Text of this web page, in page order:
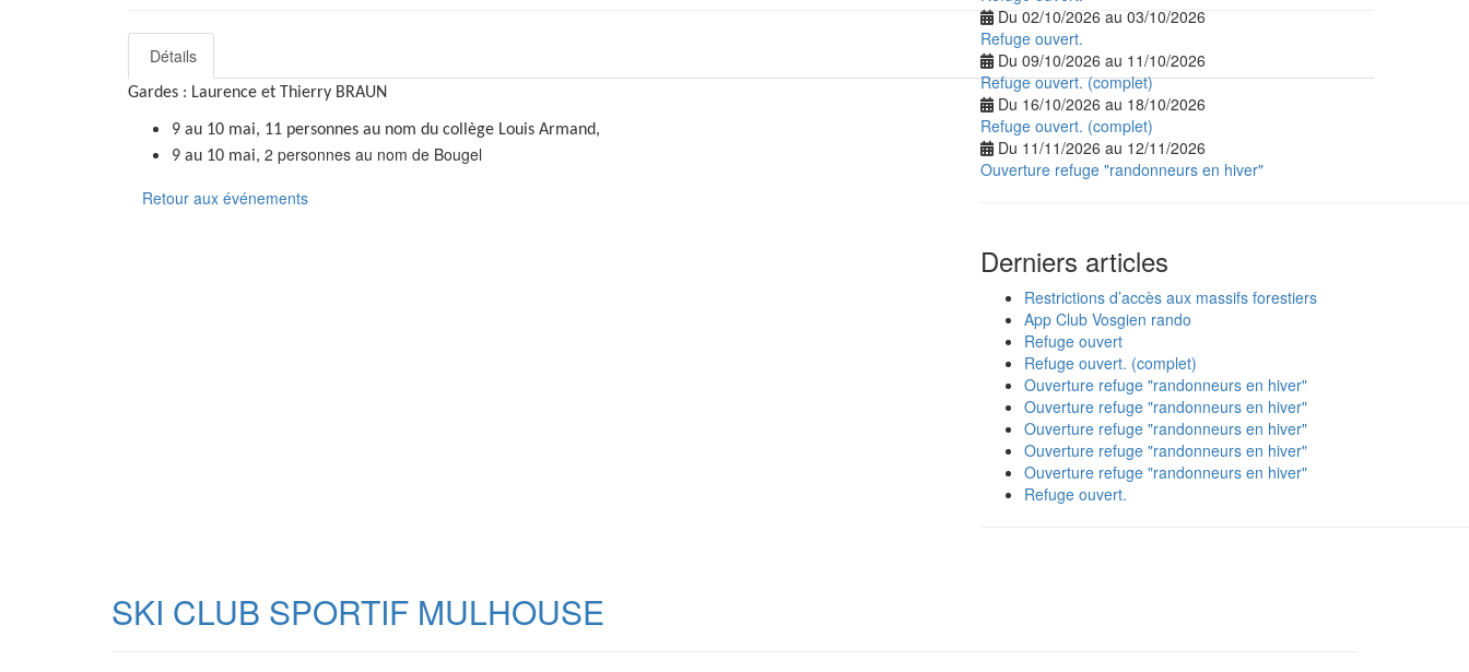
Détails
Gardes : Laurence et Thierry BRAUN
9 au 10 mai, 11 personnes au nom du collège Louis Armand,
9 au 10 mai, 2 personnes au nom de Bougel
Retour aux événements
Du 02/10/2026 au 03/10/2026
Refuge ouvert.
Du 09/10/2026 au 11/10/2026
Refuge ouvert. (complet)
Du 16/10/2026 au 18/10/2026
Refuge ouvert. (complet)
Du 11/11/2026 au 12/11/2026
Ouverture refuge "randonneurs en hiver"
Derniers articles
Restrictions d’accès aux massifs forestiers
App Club Vosgien rando
Refuge ouvert
Refuge ouvert. (complet)
Ouverture refuge "randonneurs en hiver"
Ouverture refuge "randonneurs en hiver"
Ouverture refuge "randonneurs en hiver"
Ouverture refuge "randonneurs en hiver"
Ouverture refuge "randonneurs en hiver"
Refuge ouvert.
SKI CLUB SPORTIF MULHOUSE